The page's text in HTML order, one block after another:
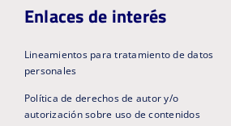
Enlaces de interés
Lineamientos para tratamiento de datos
personales
Política de derechos de autor y/o
autorización sobre uso de contenidos